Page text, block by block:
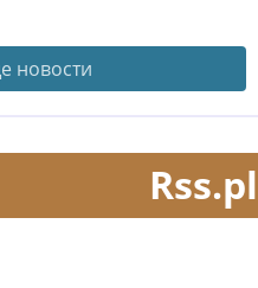
новости